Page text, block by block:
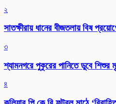
২
সাতক্ষীরায় ধানের বীজতলায় বিষ
৩
শ্যামনগরে পুকুরের পানিতে ডুবে শিশুর
৪